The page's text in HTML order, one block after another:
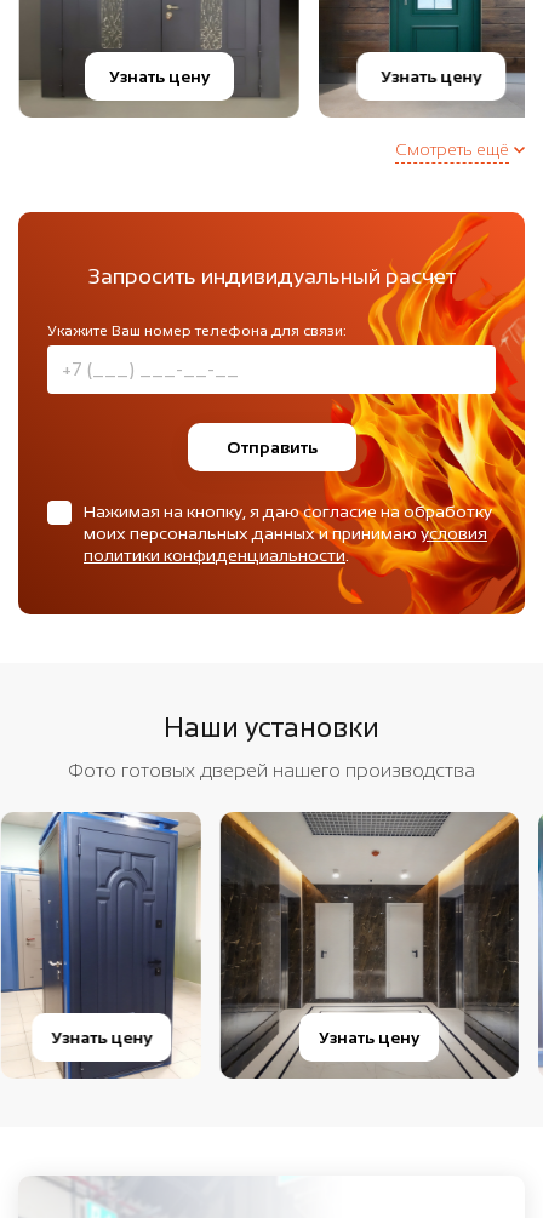
Узнать цену Узнать цену
Смотреть ещё
Запросить индивидуальный расчет
Укажите Ваш номер телефона для связи:
Отправить
Нажимая на кнопку, я даю согласие на обработку
моих персональных данных и принимаюусловия
политики конфиденциальности.
Наши установки
Фото готовых дверей нашего производства
Узнать цену Узнать цену